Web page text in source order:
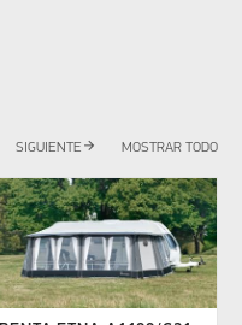
SIGUIENTE arrow_forward MOSTRAR TODO